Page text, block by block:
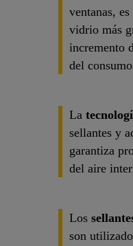
ventanas,
vidrio más
incremento
del
La
sellantes y
garantiza
del aire
Los
son